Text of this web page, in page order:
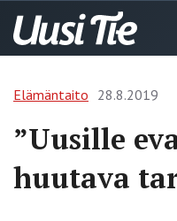
Elämäntaito 28.8.2019
”Uusille
huutava